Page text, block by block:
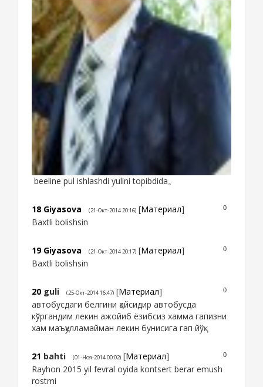
beeline pul ishlashdi yulini topibdida。
0
18 Giyasova (21-Окт-2014 20:16) [Материал]
Baxtli bolishsin
0
19 Giyasova (21-Окт-2014 20:17) [Материал]
Baxtli bolishsin
0
20 guli (25-Окт-2014 16:47) [Материал]
автобусдаги белгини қайсидир автобусда
кўргандим лекин ажойиб ёзибсиз хамма гапизни
хам маъқулламайман лекин бунисига гап йўқ
0
21 bahti (01-Ноя-2014 00:02) [Материал]
Rayhon 2015 yil fevral oyida kontsert berar emush
rostmi